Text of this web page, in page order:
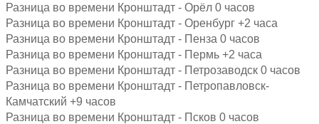
Разница во времени Кронштадт - Орёл 0 часов
Разница во времени Кронштадт - Оренбург +2 часа
Разница во времени Кронштадт - Пенза 0 часов
Разница во времени Кронштадт - Пермь +2 часа
Разница во времени Кронштадт - Петрозаводск 0 часов
Разница во времени Кронштадт - Петропавловск-
Камчатский +9 часов
Разница во времени Кронштадт - Псков 0 часов